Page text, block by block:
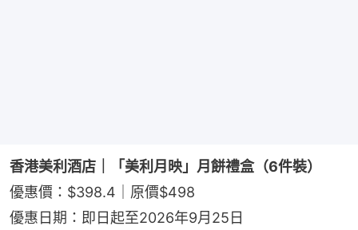
香港美利酒店｜「美利月映」月餅禮盒（6件裝）
優惠價：$398.4｜原價$498
優惠日期：即日起至2026年9月25日